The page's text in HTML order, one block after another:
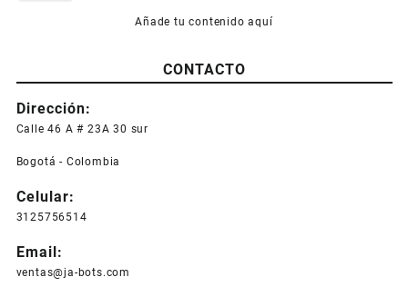
Añade tu contenido aquí
CONTACTO
Dirección:
Calle 46 A # 23A 30 sur
Bogotá - Colombia
Celular:
3125756514
Email:
ventas@ja-bots.com